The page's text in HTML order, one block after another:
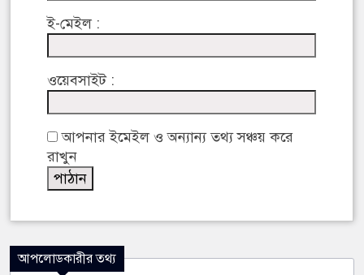
ই-মেইল :
ওয়েবসাইট :
আপনার ইমেইল ও অন্যান্য তথ্য সঞ্চয় করে
রাখুন
আপলোডকারীর তথ্য